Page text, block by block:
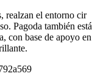
realzan el entorno cir
Pagoda también está
con base de apoyo en